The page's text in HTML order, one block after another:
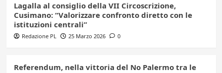
Lagalla al consiglio della VII Circoscrizione,
Cusimano: “Valorizzare confronto diretto con le
istituzioni centrali”
Redazione PL 25 Marzo 2026 0
Referendum, nella vittoria del No Palermo tra le